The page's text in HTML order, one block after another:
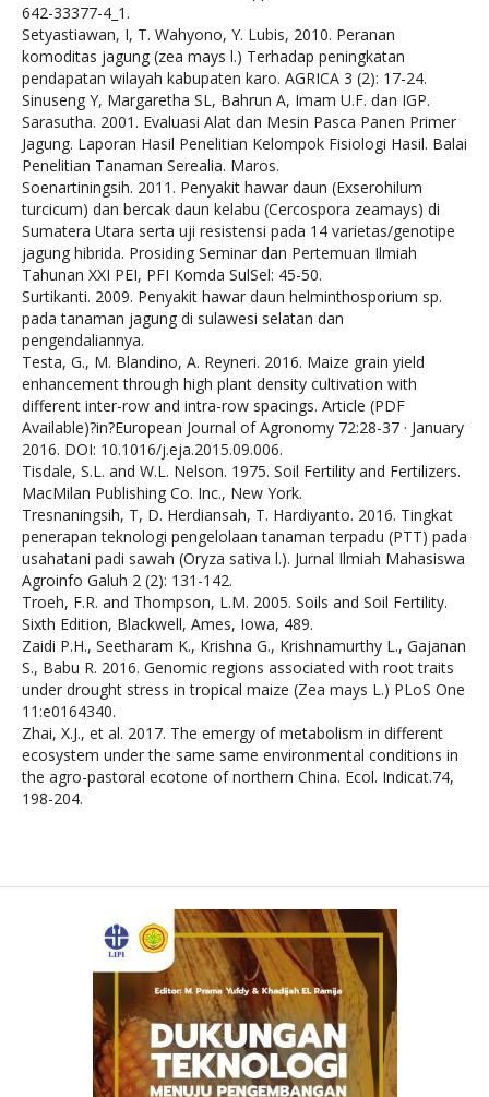
642-33377-4_1.
Setyastiawan, I, T. Wahyono, Y. Lubis, 2010. Peranan
komoditas jagung (zea mays l.) Terhadap peningkatan
pendapatan wilayah kabupaten karo. AGRICA 3 (2): 17-24.
Sinuseng Y, Margaretha SL, Bahrun A, Imam U.F. dan IGP.
Sarasutha. 2001. Evaluasi Alat dan Mesin Pasca Panen Primer
Jagung. Laporan Hasil Penelitian Kelompok Fisiologi Hasil. Balai
Penelitian Tanaman Serealia. Maros.
Soenartiningsih. 2011. Penyakit hawar daun (Exserohilum
turcicum) dan bercak daun kelabu (Cercospora zeamays) di
Sumatera Utara serta uji resistensi pada 14 varietas/genotipe
jagung hibrida. Prosiding Seminar dan Pertemuan Ilmiah
Tahunan XXI PEI, PFI Komda SulSel: 45-50.
Surtikanti. 2009. Penyakit hawar daun helminthosporium sp.
pada tanaman jagung di sulawesi selatan dan
pengendaliannya.
Testa, G., M. Blandino, A. Reyneri. 2016. Maize grain yield
enhancement through high plant density cultivation with
different inter-row and intra-row spacings. Article (PDF
Available)?in?European Journal of Agronomy 72:28-37 · January
2016. DOI: 10.1016/j.eja.2015.09.006.
Tisdale, S.L. and W.L. Nelson. 1975. Soil Fertility and Fertilizers.
MacMilan Publishing Co. Inc., New York.
Tresnaningsih, T, D. Herdiansah, T. Hardiyanto. 2016. Tingkat
penerapan teknologi pengelolaan tanaman terpadu (PTT) pada
usahatani padi sawah (Oryza sativa l.). Jurnal Ilmiah Mahasiswa
Agroinfo Galuh 2 (2): 131-142.
Troeh, F.R. and Thompson, L.M. 2005. Soils and Soil Fertility.
Sixth Edition, Blackwell, Ames, Iowa, 489.
Zaidi P.H., Seetharam K., Krishna G., Krishnamurthy L., Gajanan
S., Babu R. 2016. Genomic regions associated with root traits
under drought stress in tropical maize (Zea mays L.) PLoS One
11:e0164340.
Zhai, X.J., et al. 2017. The emergy of metabolism in different
ecosystem under the same same environmental conditions in
the agro-pastoral ecotone of northern China. Ecol. Indicat.74,
198-204.